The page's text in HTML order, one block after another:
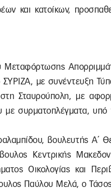
και κατοίκων,
Μεταφόρτωσης
με συνέντευξη
Σταυρούπολη, με
συρματοπλέγματα, υπό
βουλευτής Α΄
Κεντρικής
Οικολογίας και
Παύλου Μελά, ο